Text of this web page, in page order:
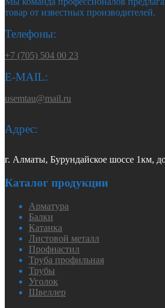
товар от известных производителей.
Телефоны:
+7 (705) 504 00 23
E-MAIL:
usemtau@mail.ru
Адрес:
г. Алматы, Бурундайское шоссе 1км,
Каталог продукции
Арматура
Балки
Катанка
Листовой металл
Профнастил
Труба профильная
Трубы
Уголок
Швеллер